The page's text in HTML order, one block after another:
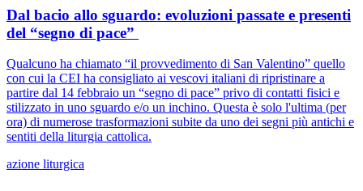
Dal bacio allo sguardo: evoluzioni passate e presenti
del “segno di pace”
Qualcuno ha chiamato “il provvedimento di San Valentino” quello
con cui la CEI ha consigliato ai vescovi italiani di ripristinare a
partire dal 14 febbraio un “segno di pace” privo di contatti fisici e
stilizzato in uno sguardo e/o un inchino. Questa è solo l'ultima (per
ora) di numerose trasformazioni subite da uno dei segni più antichi e
sentiti della liturgia cattolica.
azione liturgica